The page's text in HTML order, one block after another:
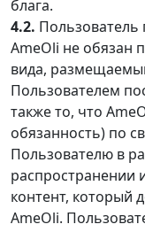
блага.
4.2. Пользователь
AmeOli не обязан
вида,
Пользователем
также то, что
обязанность) по
Пользователю в
распространении
контент, который
AmeOli.